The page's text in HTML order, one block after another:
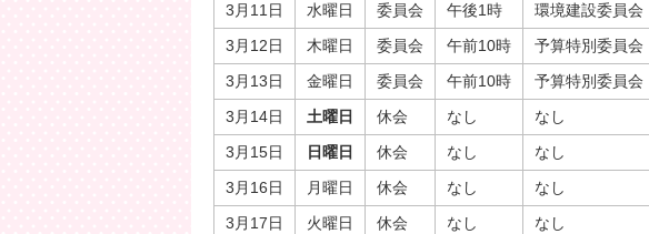
3月11日
水曜日 委員会 午後1時
環境建設委員会
3月12日
木曜日 委員会 午前10時
予算特別委員会
3月13日
金曜日 委員会 午前10時
予算特別委員会
3月14日
土曜日 休会 なし
なし
3月15日
日曜日 休会 なし
なし
3月16日
月曜日 休会 なし
なし
3月17日
火曜日 休会 なし なし